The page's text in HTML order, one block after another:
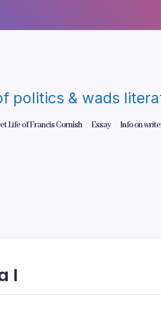
politics & wads
Life of Francis Cornish Essay Info on
I